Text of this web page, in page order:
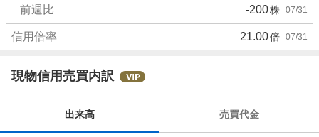
前週比 -200株 07/31
信用倍率 21.00倍 07/31
現物信用売買内訳
出来高 売買代金